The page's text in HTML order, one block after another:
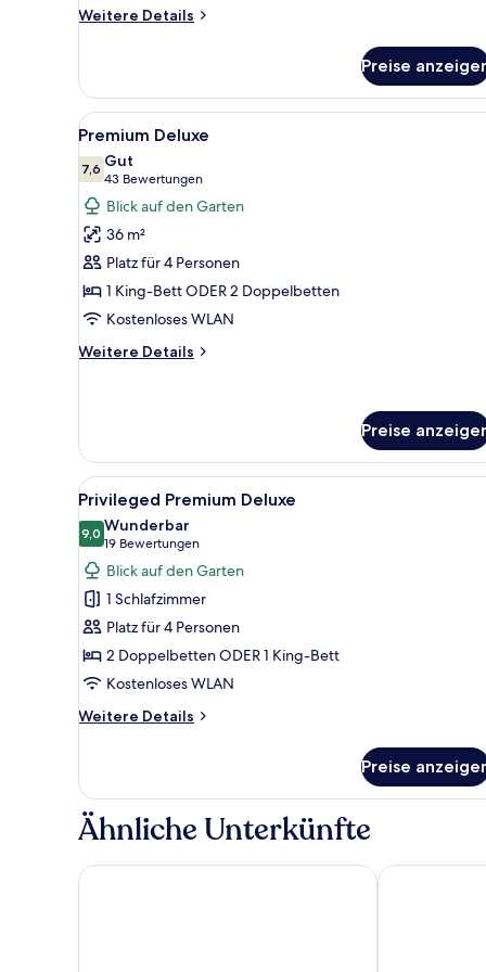
Weitere Details
Weitere
(Privileged)
Preise
Alle
Fotos
für
Premium
Deluxe
anzeigen
Ein Schlafzimmer mit einem
6
Premium Deluxe
7,67,6 von 10
Gut
43 Bewertungen
(43
Bewertungen)
Blick auf den Garten
36 m²
Platz für 4 Personen
1 King-Bett ODER 2 Doppelbetten
Kostenloses WLAN
Weitere Details
Weitere
Preise
Alle
Fotos
für
Privileged
Premium
Deluxe
anzeigen
Ein Hotelzimmer mit zwei
6
Privileged Premium Deluxe
9,09,0 von 10
Wunderbar
19 Bewertungen
(19
Bewertungen)
Blick auf den Garten
1 Schlafzimmer
Platz für 4 Personen
2 Doppelbetten ODER 1 King-Bett
Kostenloses WLAN
Weitere Details
Weitere
Premium
Deluxe
Preise
Ähnliche Unterkünfte
Dreams Aventuras Riviera Maya - All Inclusive
Catalonia